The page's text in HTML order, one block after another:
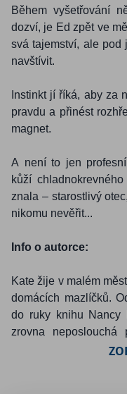
Během vyšetřování
dozví, je Ed zpět ve
svá tajemství, ale pod
navštívit.
Instinkt jí říká, aby za
pravdu a přinést
magnet.
A není to jen
kůží
znala – starostlivý
nikomu nevěřit...
Info o autorce:
Kate žije v malém
domácích mazlíčků.
do ruky knihu Nancy
zrovna neposlouchá
nebo nepíše svůj